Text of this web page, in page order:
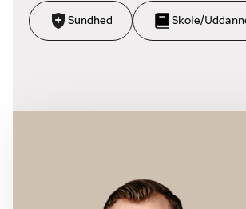
udstykning (kortinfo.net)
Link: https://grundsalg.kortinfo.net/
Sundhed Skole/